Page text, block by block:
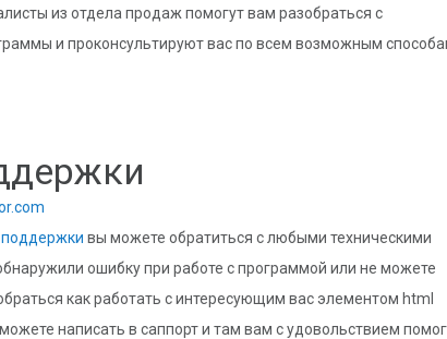
из отдела продаж помогут вам разобраться с
и проконсультируют вас по всем возможным
поддержки вы можете обратиться с любыми техническими
ошибку при работе с программой или не можете
как работать с интересующим вас элементом html
написать в саппорт и там вам с удовольствием